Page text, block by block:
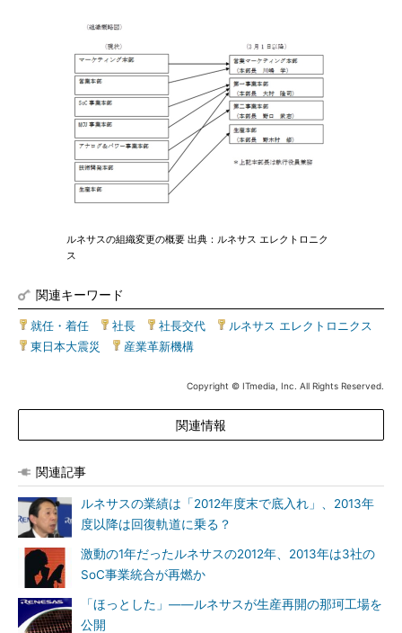
ルネサスの組織変更の概要 出典：ルネサス エレクトロニク
ス
関連キーワード
就任・着任 社長 社長交代 ルネサス エレクトロニクス
東日本大震災
産業革新機構
Copyright © ITmedia, Inc. All Rights Reserved.
関連情報
関連記事
ルネサスの業績は「2012年度末で底入れ」、2013年
度以降は回復軌道に乗る？
激動の1年だったルネサスの2012年、2013年は3社の
SoC事業統合が再燃か
「ほっとした」――ルネサスが生産再開の那珂工場を
公開